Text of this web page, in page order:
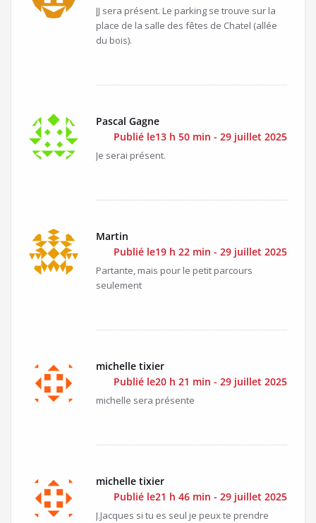
JJ sera présent. Le parking se trouve sur la
place de la salle des fêtes de Chatel (allée
du bois).
Pascal Gagne
Publié le13 h 50 min - 29 juillet 2025
Je serai présent.
Martin
Publié le19 h 22 min - 29 juillet 2025
Partante, mais pour le petit parcours
seulement
michelle tixier
Publié le20 h 21 min - 29 juillet 2025
michelle sera présente
michelle tixier
Publié le21 h 46 min - 29 juillet 2025
J.Jacques si tu es seul je peux te prendre